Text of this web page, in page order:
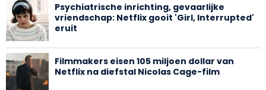
Psychiatrische inrichting, gevaarlijke
vriendschap: Netflix gooit 'Girl, Interrupted'
eruit
Filmmakers eisen 105 miljoen dollar van
Netflix na diefstal Nicolas Cage-film